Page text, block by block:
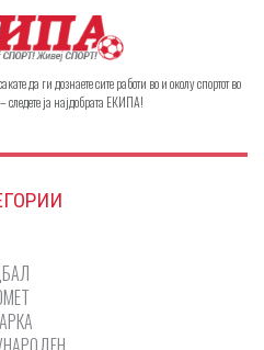
да ги дознаете сите работи во и околу спортот во
следете ја најдобрата ЕКИПА!